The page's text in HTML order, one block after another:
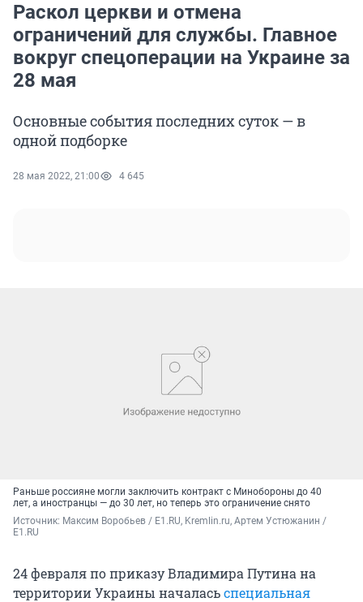
Раскол церкви и отмена
ограничений для службы. Главное
вокруг спецоперации на Украине за
28 мая
Основные события последних суток — в
одной подборке
28 мая 2022, 21:00 4 645
Раньше россияне могли заключить контракт с Минобороны до 40
лет, а иностранцы — до 30 лет, но теперь это ограничение снято
Источник: Максим Воробьев / E1.RU, Kremlin.ru, Артем Устюжанин /
E1.RU
24 февраля по приказу Владимира Путина на
территории Украины началасьспециальная